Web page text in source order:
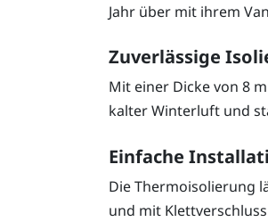
Jahr über mit ihrem
Zuverlässige
Mit einer Dicke von 8
kalter Winterluft und
Einfache
Die Thermoisolierung
und mit